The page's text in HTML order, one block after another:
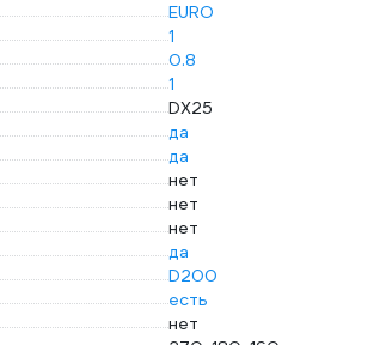
EURO
1
0.8
1
DX25
да
да
нет
нет
нет
да
D200
есть
нет